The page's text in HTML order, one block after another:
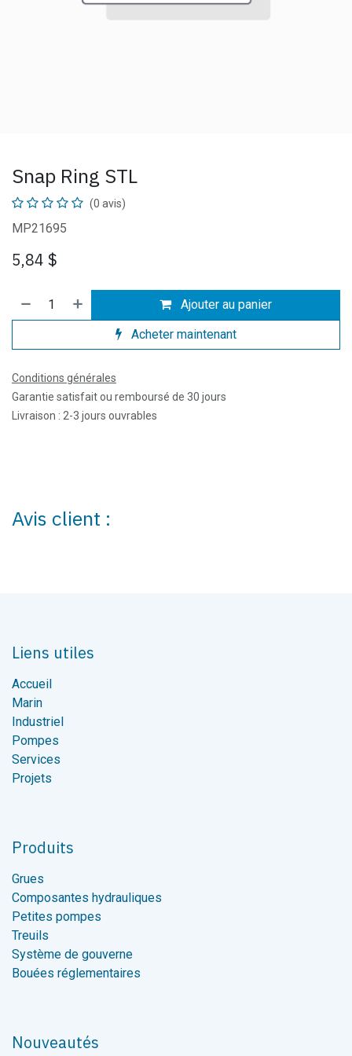
Snap Ring STL
(0 avis)
MP21695
5,84 $
Ajouter au panier
Acheter maintenant
Conditions générales
Garantie satisfait ou remboursé de 30 jours
Livraison : 2-3 jours ouvrables
Avis client :
Liens utiles
Accueil
Marin
Industriel
Pompes
Services
Projets
Produits
Grues
Composantes hydrauliques
Petites pompes
Treuils
Système de gouverne
Bouées réglementaires
Nouveautés